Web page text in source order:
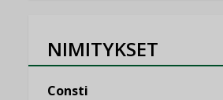
NIMITYKSET
Consti